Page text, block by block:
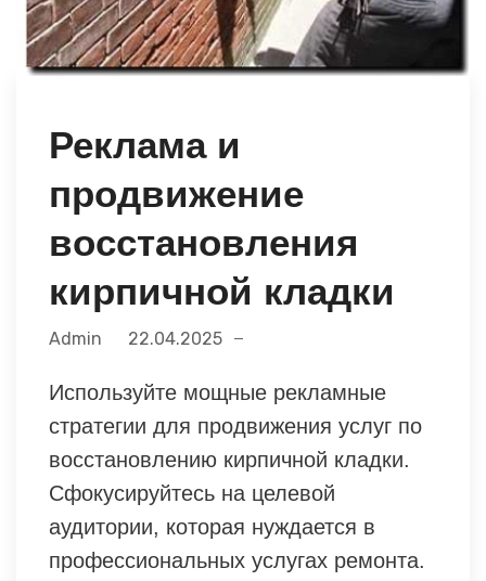
Реклама и
продвижение
восстановления
кирпичной кладки
Admin 22.04.2025
Используйте мощные рекламные
стратегии для продвижения услуг по
восстановлению кирпичной кладки.
Сфокусируйтесь на целевой
аудитории, которая нуждается в
профессиональных услугах ремонта.